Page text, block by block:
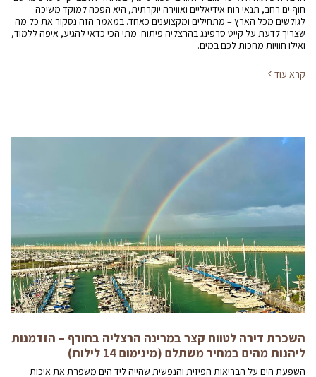
חוף ים רחב, תנאי רוח אידיאליים ואווירה יוקרתית, היא הפכה למוקד משיכה
לגולשים מכל הארץ – מתחילים ומקצוענים כאחד. במאמר הזה נסקור את כל מה
שצריך לדעת על קייט סרפינג בהרצליה פיתוח: מתי הכי כדאי להגיע, איפה ללמוד,
ואילו חוויות מחכות לכם במים.
קרא עוד
השכרת דירה לטווח קצר במרינה הרצליה בחורף – הזדמנות
ליהנות מהים במחיר משתלם (מינימום 14 לילות)
השפעת הים על הבריאות הפיזית והנפשית שהייה ליד הים משפרת את איכות